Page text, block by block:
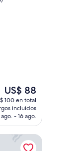
El
precio
actual
es
de
US$ 88
US$ 88
100 en total
incluidos
ago. - 16 ago.